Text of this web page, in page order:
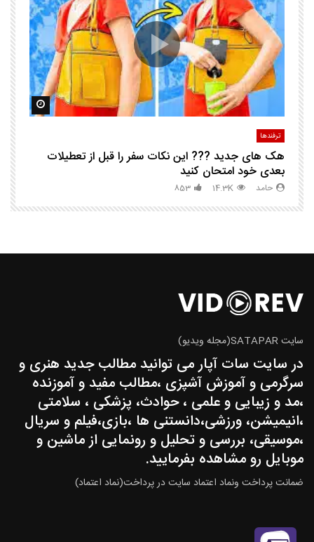
مشاهده
ترفندها
هک های جدید ??️? این نکات سفر را قبل از تعطیلات
بعدی خود امتحان کنید
حامد 14.3K
853
مشاهده بعدا
سایت SATAPAR(مجله ویدیو)
در سایت سات آپار می توانید مطالب جدید هنری و
سرگرمی و آموزش آشپزی ،مطالب مفید و آموزنده
،مد و زیبایی و علمی ، حوادث، پزشکی ، سلامتی
،انیمیشن، ورزشی،دانستنی ها ،بازی،فیلم و سریال
،موسیقی، بررسی و تحلیل و رونمایی از ماشین و
موبایل رو مشاهده بفرمایید.
ضمانت پرداخت ونماد اعتماد سایت در پرداخت(نماد اعتماد)